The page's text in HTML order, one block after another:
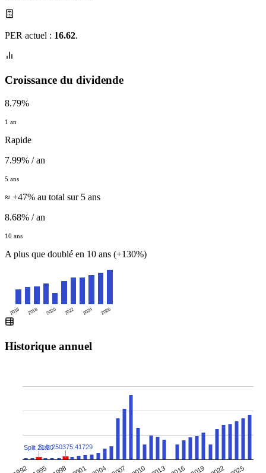
PER actuel : 16.62.
Croissance du dividende
8.79%
1 an
Rapide
7.99% / an
5 ans
≈ +47% au total sur 5 ans
8.68% / an
10 ans
A plus que doublé en 10 ans (+130%)
2016 2018 2020 2022 2024 2026
Historique annuel
Split 21:20Split 250375:41729